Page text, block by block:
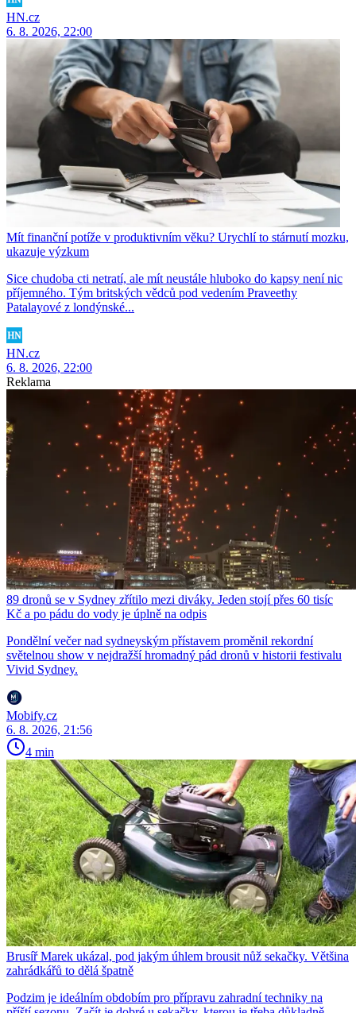
HN.cz
6. 8. 2026, 22:00
Mít finanční potíže v produktivním věku? Urychlí to stárnutí mozku,
ukazuje výzkum
Sice chudoba cti netratí, ale mít neustále hluboko do kapsy není nic
příjemného. Tým britských vědců pod vedením Praveethy
Patalayové z londýnské...
HN.cz
6. 8. 2026, 22:00
Reklama
89 dronů se v Sydney zřítilo mezi diváky. Jeden stojí přes 60 tisíc
Kč a po pádu do vody je úplně na odpis
Pondělní večer nad sydneyským přístavem proměnil rekordní
světelnou show v nejdražší hromadný pád dronů v historii festivalu
Vivid Sydney.
Mobify.cz
6. 8. 2026, 21:56
4 min
Brusíř Marek ukázal, pod jakým úhlem brousit nůž sekačky. Většina
zahrádkářů to dělá špatně
Podzim je ideálním obdobím pro přípravu zahradní techniky na